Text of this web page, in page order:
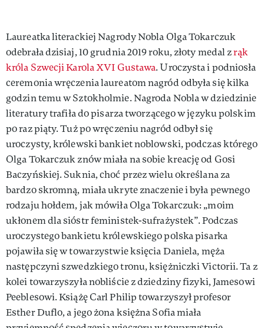
Laureatka literackiej Nagrody Nobla Olga Tokarczuk
odebrała dzisiaj, 10 grudnia 2019 roku, złoty medal zrąk
króla Szwecji Karola XVI Gustawa. Uroczysta i podniosła
ceremonia wręczenia laureatom nagród odbyła się kilka
godzin temu w Sztokholmie. Nagroda Nobla w dziedzinie
literatury trafiła do pisarza tworzącego w języku polskim
po raz piąty. Tuż po wręczeniu nagród odbył się
uroczysty, królewski bankiet noblowski, podczas którego
Olga Tokarczuk znów miała na sobie kreację od Gosi
Baczyńskiej. Suknia, choć przez wielu określana za
bardzo skromną, miała ukryte znaczenie i była pewnego
rodzaju hołdem, jak mówiła Olga Tokarczuk: „moim
ukłonem dla sióstr feministek-sufrażystek”. Podczas
uroczystego bankietu królewskiego polska pisarka
pojawiła się w towarzystwie księcia Daniela, męża
następczyni szwedzkiego tronu, księżniczki Victorii. Ta z
kolei towarzyszyła nobliście z dziedziny fizyki, Jamesowi
Peeblesowi. Książę Carl Philip towarzyszył profesor
Esther Duflo, a jego żona księżna Sofia miała